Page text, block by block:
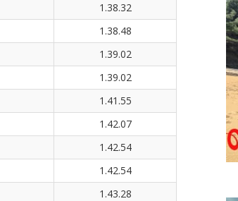
1.38.32
1.38.48
1.39.02
1.39.02
1.41.55
1.42.07
1.42.54
1.42.54
1.43.28